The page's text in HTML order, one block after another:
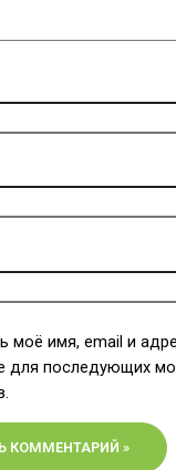
моё имя, email и
для последующих